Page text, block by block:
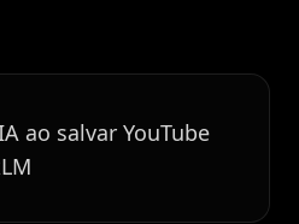
ao salvar YouTube